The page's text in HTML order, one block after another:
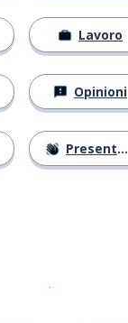
Lavoro
Opinioni
Presentarsi